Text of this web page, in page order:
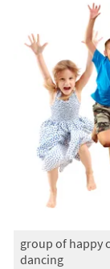
group of happy
dancing